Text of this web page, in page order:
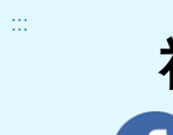
:::